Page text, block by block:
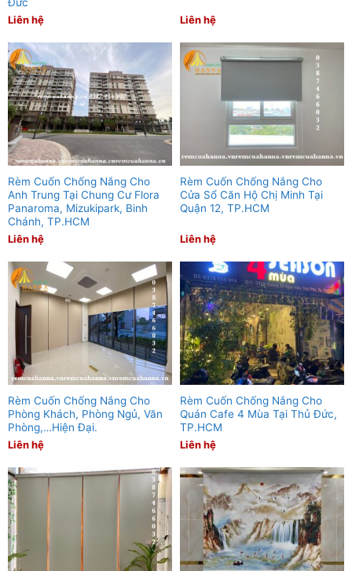
Liên hệ
Liên hệ
Rèm Cuốn Chống Nắng Cho
Anh Trung Tại Chung Cư Flora
Panaroma, Mizukipark, Binh
Chánh, TP.HCM
Liên hệ
Rèm Cuốn Chống Nắng Cho
Cửa Sổ Căn Hộ Chị Minh Tại
Quận 12, TP.HCM
Liên hệ
Rèm Cuốn Chống Nắng Cho
Phòng Khách, Phòng Ngủ, Văn
Phòng,…Hiện Đại.
Liên hệ
Rèm Cuốn Chống Nắng Cho
Quán Cafe 4 Mùa Tại Thủ Đức,
TP.HCM
Liên hệ